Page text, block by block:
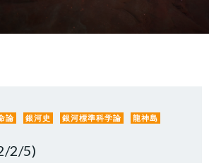
論 銀河史 銀河標準科学論 龍神島
2/5)